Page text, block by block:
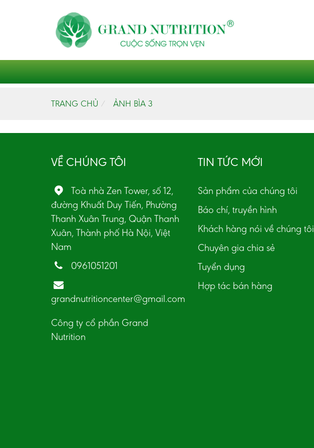
TRANG CHỦ ẢNH BÌA 3
VỀ CHÚNG TÔI
Toà nhà Zen Tower, số 12,
đường Khuất Duy Tiến, Phường
Thanh Xuân Trung, Quận Thanh
Xuân, Thành phố Hà Nội, Việt
Nam
0961051201
grandnutritioncenter@gmail.com
Công ty cổ phần Grand
Nutrition
TIN TỨC MỚI
Sản phẩm của chúng tôi
Báo chí, truyền hình
Khách hàng nói về chúng tôi
Chuyên gia chia sẻ
Tuyển dụng
Hợp tác bán hàng